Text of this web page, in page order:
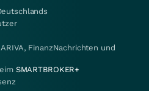
FinanzNachrichten und
SMARTBROKER+